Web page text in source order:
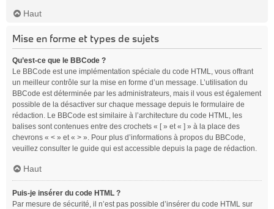
Haut
Mise en forme et types de sujets
Qu’est-ce que le BBCode ?
Le BBCode est une implémentation spéciale du code HTML, vous offrant
un meilleur contrôle sur la mise en forme d’un message. L’utilisation du
BBCode est déterminée par les administrateurs, mais il vous est également
possible de la désactiver sur chaque message depuis le formulaire de
rédaction. Le BBCode est similaire à l’architecture du code HTML, les
balises sont contenues entre des crochets « [ » et « ] » à la place des
chevrons « < » et « > ». Pour plus d’informations à propos du BBCode,
veuillez consulter le guide qui est accessible depuis la page de rédaction.
Haut
Puis-je insérer du code HTML ?
Par mesure de sécurité, il n’est pas possible d’insérer du code HTML sur